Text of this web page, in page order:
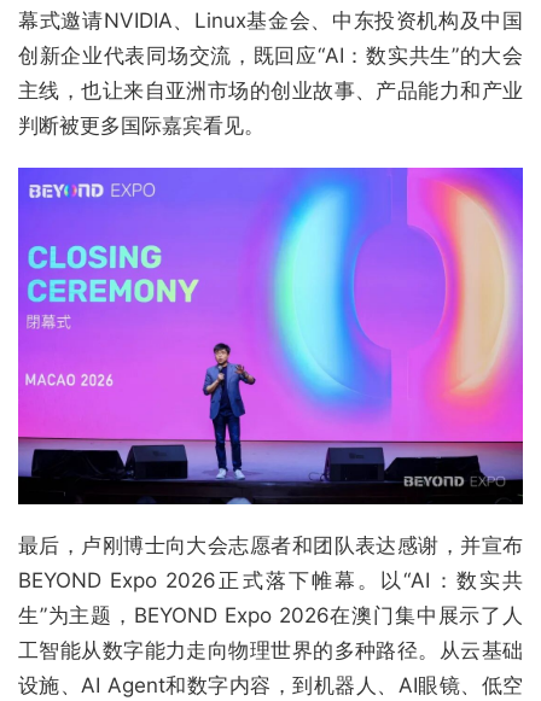
幕式邀请NVIDIA、Linux基金会、中东投资机构及中国
创新企业代表同场交流，既回应“AI：数实共生”的大会
主线，也让来自亚洲市场的创业故事、产品能力和产业
判断被更多国际嘉宾看见。
最后，卢刚博士向大会志愿者和团队表达感谢，并宣布
BEYOND Expo 2026正式落下帷幕。以“AI：数实共
生”为主题，BEYOND Expo 2026在澳门集中展示了人
工智能从数字能力走向物理世界的多种路径。从云基础
设施、AI Agent和数字内容，到机器人、AI眼镜、低空